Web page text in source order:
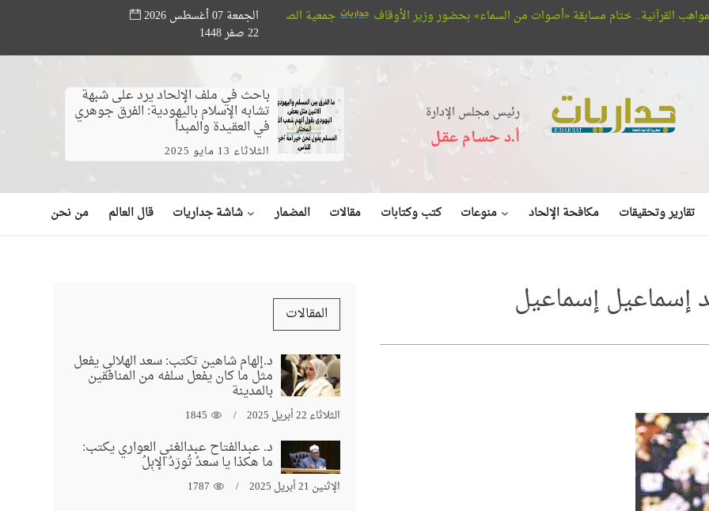
مسابقة «أصوات من السماء» بحضور وزير الأوقاف جمعية الصداقة المصرية الأذربيجانية تكرم 186 طالبًا متفوقًا
الجمعة 07 أغسطس 2026
22 صفر 1448
رئيس مجلس الإدارة
أ.د حسـام عقـل
باحث في ملف الإلحاد يرد على شبهة
تشابه الإسلام باليهودية: الفرق جوهري
في العقيدة والمبدأ
الثلاثاء 13 مايو 2025
تقارير وتحقيقات مكافحة الإلحاد منوعات كتب وكتابات مقالات المضمار شاشة جداريات قال العالم من نحن
إسماعيل إسماعيل
المقالات
د.إلهام شاهين تكتب: سعد الهلالي يفعل
مثل ما كان يفعل سلفه من المنافقين
بالمدينة
الثلاثاء 22 أبريل 2025 1845
د. عبدالفتاح عبدالغني العواري يكتب:
ما هكذا يا سعدُ تُورَدُ الإبِلُ
الإثنين 21 أبريل 2025 1787